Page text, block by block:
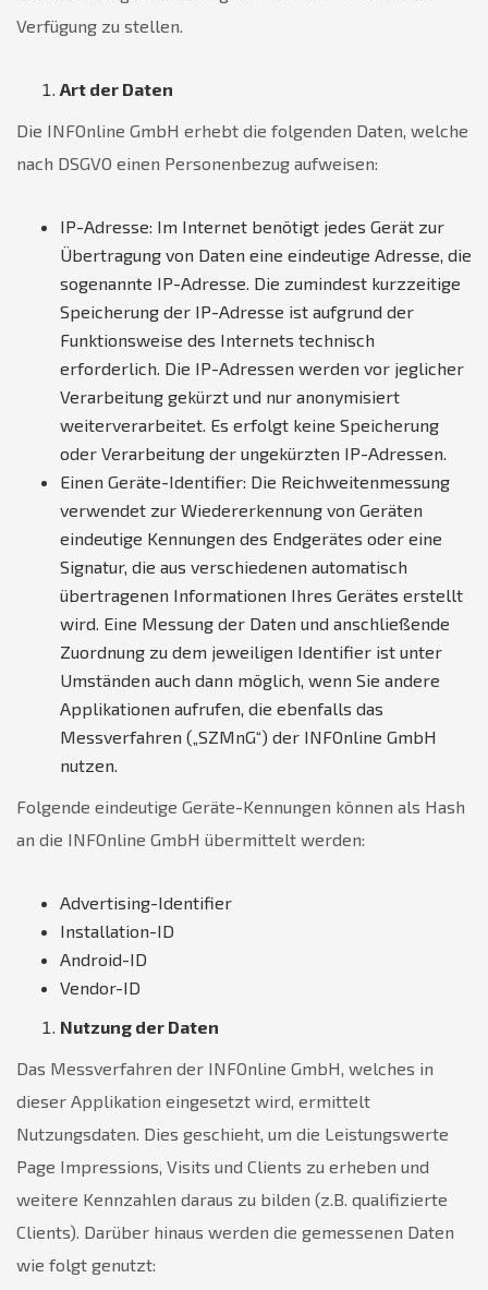
Verfügung zu stellen.
Art der Daten
Die INFOnline GmbH erhebt die folgenden Daten, welche
nach DSGVO einen Personenbezug aufweisen:
IP-Adresse: Im Internet benötigt jedes Gerät zur
Übertragung von Daten eine eindeutige Adresse, die
sogenannte IP-Adresse. Die zumindest kurzzeitige
Speicherung der IP-Adresse ist aufgrund der
Funktionsweise des Internets technisch
erforderlich. Die IP-Adressen werden vor jeglicher
Verarbeitung gekürzt und nur anonymisiert
weiterverarbeitet. Es erfolgt keine Speicherung
oder Verarbeitung der ungekürzten IP-Adressen.
Einen Geräte-Identifier: Die Reichweitenmessung
verwendet zur Wiedererkennung von Geräten
eindeutige Kennungen des Endgerätes oder eine
Signatur, die aus verschiedenen automatisch
übertragenen Informationen Ihres Gerätes erstellt
wird. Eine Messung der Daten und anschließende
Zuordnung zu dem jeweiligen Identifier ist unter
Umständen auch dann möglich, wenn Sie andere
Applikationen aufrufen, die ebenfalls das
Messverfahren („SZMnG“) der INFOnline GmbH
nutzen.
Folgende eindeutige Geräte-Kennungen können als Hash
an die INFOnline GmbH übermittelt werden:
Advertising-Identifier
Installation-ID
Android-ID
Vendor-ID
Nutzung der Daten
Das Messverfahren der INFOnline GmbH, welches in
dieser Applikation eingesetzt wird, ermittelt
Nutzungsdaten. Dies geschieht, um die Leistungswerte
Page Impressions, Visits und Clients zu erheben und
weitere Kennzahlen daraus zu bilden (z.B. qualifizierte
Clients). Darüber hinaus werden die gemessenen Daten
wie folgt genutzt: